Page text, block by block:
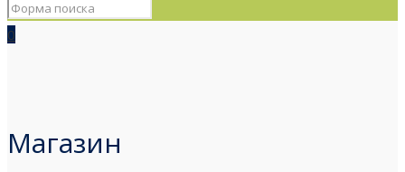
0
Магазин